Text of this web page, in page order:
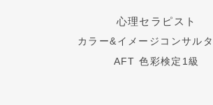
心理セラピスト
カラー&イメージコンサル
AFT 色彩検定1級